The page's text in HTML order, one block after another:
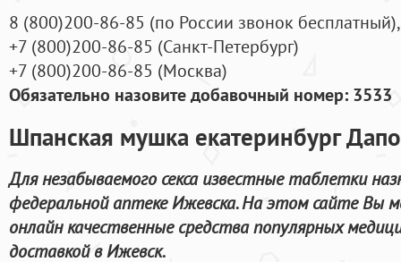
8 (800)200-86-85 (по России звонок бесплатный),
+7 (800)200-86-85 (Санкт-Петербург)
+7 (800)200-86-85 (Москва)
Обязательно назовите добавочный номер: 3533
Шпанская мушка екатеринбург
Для незабываемого секса известные таблетки
федеральной аптеке Ижевска. На этом сайте Вы
онлайн качественные средства популярных
доставкой в Ижевск.